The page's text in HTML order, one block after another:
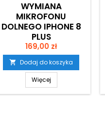
WYMIANA
MIKROFONU
DOLNEGO IPHONE 8
PLUS
Cena
169,00 zł
 Dodaj do koszyka
Więcej